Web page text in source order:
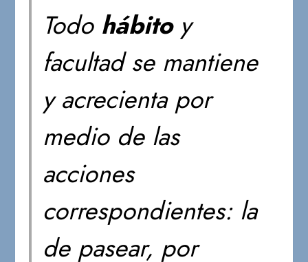
Todo hábitoy
facultad se mantiene
y acrecienta por
medio de las
acciones
correspondientes: la
de pasear, por